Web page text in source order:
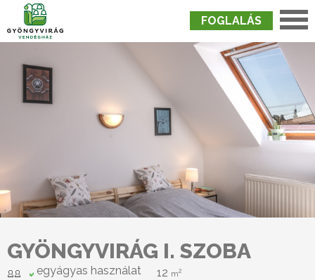
FOGLALÁS
GYÖNGYVIRÁG I. SZOBA
egyágyas használat 12 m2